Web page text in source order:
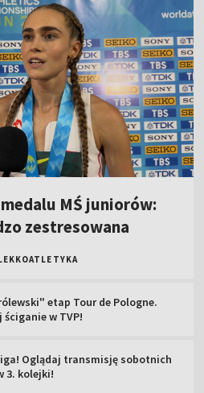
MŚ juniorów:
zestresowana
etap Tour de Pologne.
ściganie w TVP!
Oglądaj transmisję sobotnich
3. kolejki!